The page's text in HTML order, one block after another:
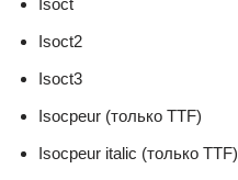
Isoct
Isoct2
Isoct3
Isocpeur (только TTF)
Isocpeur italic (только TTF)